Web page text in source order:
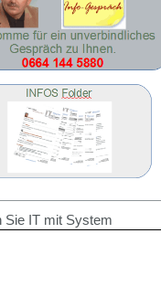
Sie IT mit System